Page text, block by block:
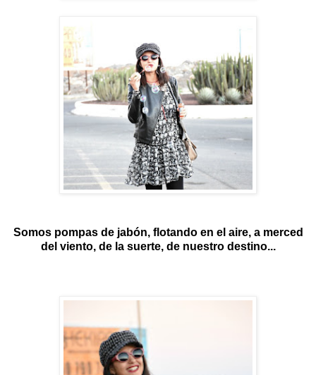
Somos pompas de jabón, flotando en el aire, a merced
del viento, de la suerte, de nuestro destino...